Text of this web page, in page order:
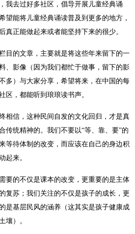
子
我去过好多社区，倡导开展儿童经典诵
望能将儿童经典诵读普及到更多的地方，
真正能做起来或者能坚持下来的很少。
目的文章，主要就是将这些年来留下的一
、影像（因为我们都忙于做事，留下的影
多）与大家分享，希望将来，在中国的每
区，都能听到琅琅读书声。
相信，这种民间自发的文化回归，才是真
传统精神的。我们不要以“等、靠、要”的
等待体制的改变，而应该在自己的身边积
起来。
要的不仅是课本的改变，更重要的是主体
复苏；我们关注的不仅是孩子的成长，更
是基层民风的涵养（这其实是孩子健康成
壤）。